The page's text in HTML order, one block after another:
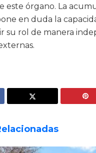
este órgano. La
en duda la
su rol de manera